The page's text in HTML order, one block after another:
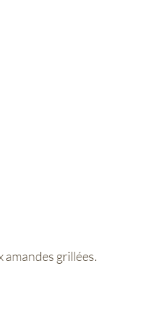
amandes grillées.